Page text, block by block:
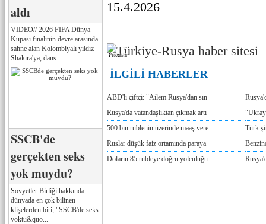
aldı
VIDEO// 2026 FIFA Dünya
Kupası finalinin devre arasında
sahne alan Kolombiyalı yıldız
Shakira'ya, dans ...
SSCB'de
gerçekten seks
yok muydu?
Sovyetler Birliği hakkında
dünyada en çok bilinen
klişelerden biri, "SSCB'de seks
yoktu&quo...
15.4.2026
Реклама
İLGİLİ HABERLER
ABD'li çiftçi: "Ailem Rusya'dan sın
Rusya'da vatandaşlıktan çıkmak artı
500 bin rublenin üzerinde maaş vere
Türk
Ruslar düşük faiz ortamında paraya
Doların 85 rubleye doğru yolculuğu